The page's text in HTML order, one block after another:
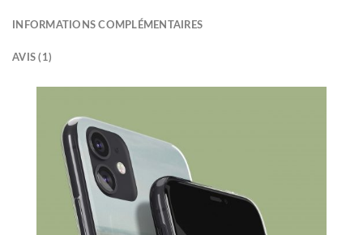
INFORMATIONS COMPLÉMENTAIRES
AVIS (1)